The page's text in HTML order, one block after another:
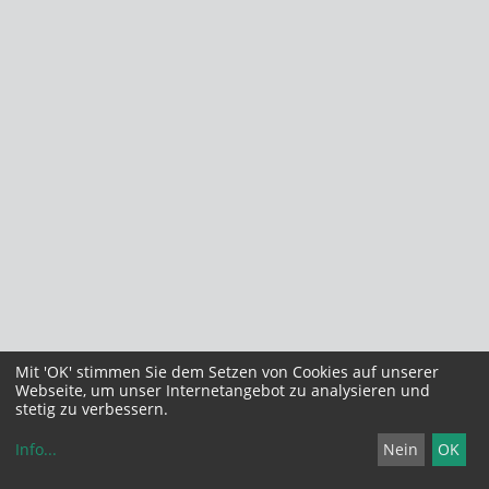
Mit 'OK' stimmen Sie dem Setzen von Cookies auf unserer
Webseite, um unser Internetangebot zu analysieren und
stetig zu verbessern.
Info... Nein OK